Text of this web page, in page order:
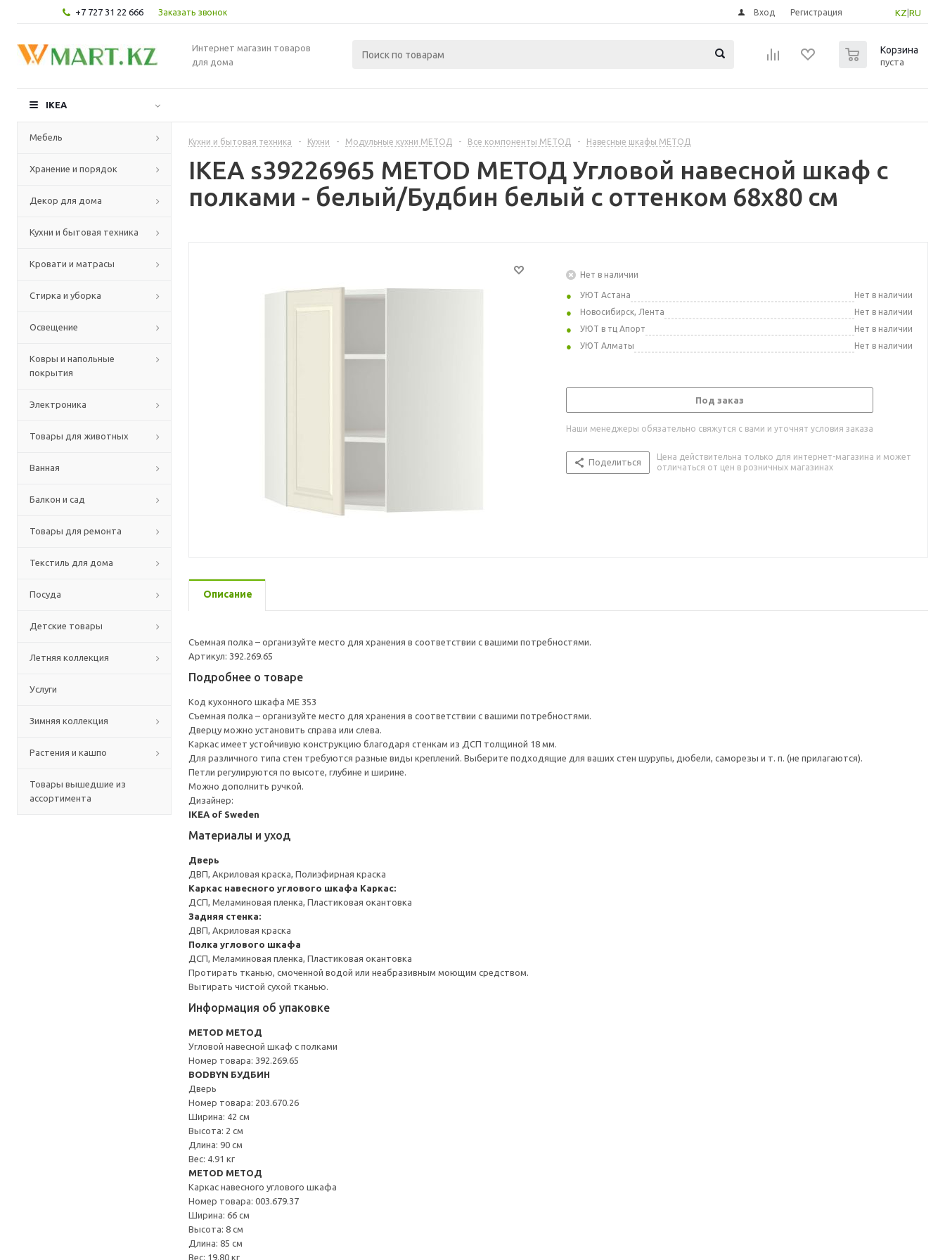
+7 727 31 22 666 Заказать звонок KZ RU
Вход Регистрация
Интернет магазин товаров
для дома
Корзина
пуста
IKEA
Мебель
Хранение и порядок
Декор для дома
Кухни и бытовая техника
Кровати и матрасы
Стирка и уборка
Освещение
Ковры и напольные
покрытия
Электроника
Товары для животных
Ванная
Балкон и сад
Товары для ремонта
Текстиль для дома
Посуда
Детские товары
Летняя коллекция
Услуги
Зимняя коллекция
Растения и кашпо
Товары вышедшие из
ассортимента
Кухни и бытовая техника - Кухни - Модульные кухни МЕТОД - Все компоненты МЕТОД - Навесные шкафы МЕТОД
IKEA s39226965 METOD МЕТОД Угловой навесной шкаф с
полками - белый/Будбин белый с оттенком 68x80 см
Нет в наличии
УЮТ Астана
Нет в наличии
Новосибирск, Лента
Нет в наличии
УЮТ в тц Апорт
Нет в наличии
УЮТ Алматы
Нет в наличии
Под заказ
Наши менеджеры обязательно свяжутся с вами и уточнят условия заказа
Поделиться
Цена действительна только для интернет-магазина и может
отличаться от цен в розничных магазинах
Описание
Съемная полка – организуйте место для хранения в соответствии с вашими потребностями.
Артикул: 392.269.65
Подробнее о товаре
Код кухонного шкафа ME 353
Съемная полка – организуйте место для хранения в соответствии с вашими потребностями.
Дверцу можно установить справа или слева.
Каркас имеет устойчивую конструкцию благодаря стенкам из ДСП толщиной 18 мм.
Для различного типа стен требуются разные виды креплений. Выберите подходящие для ваших стен шурупы, дюбели, саморезы и т. п. (не прилагаются).
Петли регулируются по высоте, глубине и ширине.
Можно дополнить ручкой.
Дизайнер:
IKEA of Sweden
Материалы и уход
Дверь
ДВП, Акриловая краска, Полиэфирная краска
Каркас навесного углового шкафа Каркас:
ДСП, Меламиновая пленка, Пластиковая окантовка
Задняя стенка:
ДВП, Акриловая краска
Полка углового шкафа
ДСП, Меламиновая пленка, Пластиковая окантовка
Протирать тканью, смоченной водой или неабразивным моющим средством.
Вытирать чистой сухой тканью.
Информация об упаковке
METOD МЕТОД
Угловой навесной шкаф с полками
Номер товара: 392.269.65
BODBYN БУДБИН
Дверь
Номер товара: 203.670.26
Ширина: 42 см
Высота: 2 см
Длина: 90 см
Вес: 4.91 кг
METOD МЕТОД
Каркас навесного углового шкафа
Номер товара: 003.679.37
Ширина: 66 см
Высота: 8 см
Длина: 85 см
Вес: 19.80 кг